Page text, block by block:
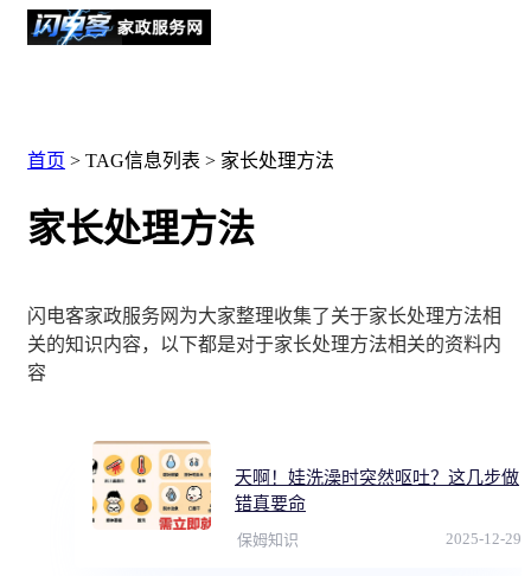
首页 > TAG信息列表 > 家长处理方法
家长处理方法
闪电客家政服务网为大家整理收集了关于家长处理方法相
关的知识内容，以下都是对于家长处理方法相关的资料内
容
天啊！娃洗澡时突然呕吐？这几步做
错真要命
保姆知识 2025-12-29